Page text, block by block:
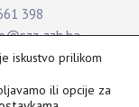
398
zzh.ba
iskustvo prilikom
ili opcije za